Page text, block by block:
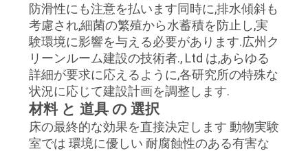
防滑性にも注意を払います同時に,排水傾斜も
考慮され,細菌の繁殖から水蓄積を防止し,実
験環境に影響を与える必要があります.広州ク
リーンルーム建設の技術者., Ltd は,あらゆる
詳細が要求に応えるように,各研究所の特殊な
状況に応じて建設計画を調整します.
材料 と 道具 の 選択
床の最終的な効果を直接決定します 動物実験
室では 環境に優しい 耐腐蝕性のある有害な